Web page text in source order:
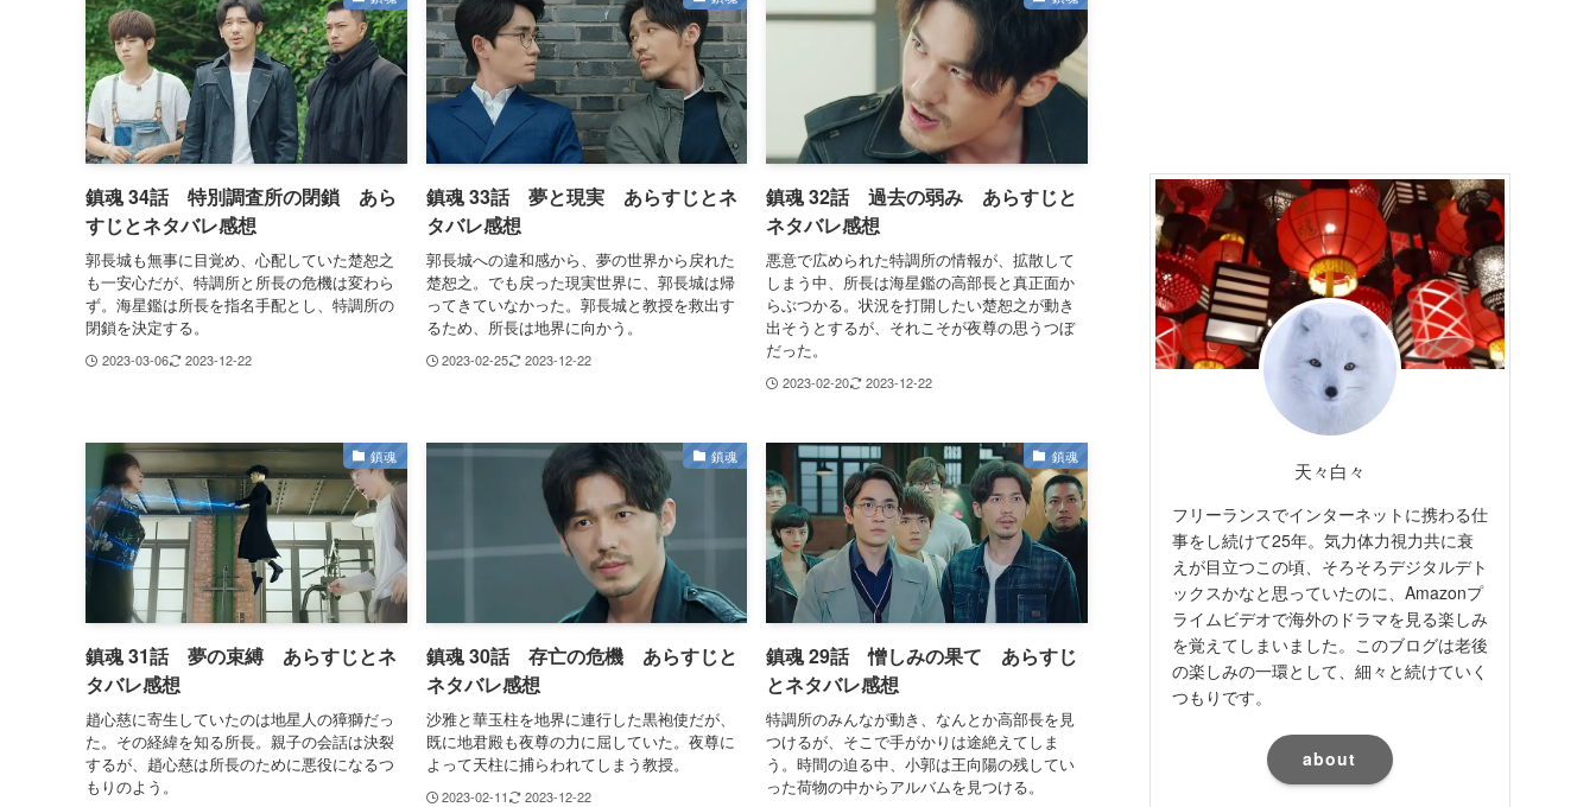
鎮魂 34話 特別調査所の閉鎖 あら
すじとネタバレ感想
郭長城も無事に目覚め、心配していた楚恕之
も一安心だが、特調所と所長の危機は変わら
ず。海星鑑は所長を指名手配とし、特調所の
閉鎖を決定する。
2023-03-06 2023-12-22
鎮魂 33話 夢と現実 あらすじとネ
タバレ感想
郭長城への違和感から、夢の世界から戻れた
楚恕之。でも戻った現実世界に、郭長城は帰
ってきていなかった。郭長城と教授を救出す
るため、所長は地界に向かう。
2023-02-25 2023-12-22
鎮魂 32話 過去の弱み あらすじと
ネタバレ感想
悪意で広められた特調所の情報が、拡散して
しまう中、所長は海星鑑の高部長と真正面か
らぶつかる。状況を打開したい楚恕之が動き
出そうとするが、それこそが夜尊の思うつぼ
だった。
2023-02-20 2023-12-22
鎮魂
鎮魂 31話 夢の束縛 あらすじとネ
タバレ感想
趙心慈に寄生していたのは地星人の獐獅だっ
た。その経緯を知る所長。親子の会話は決裂
するが、趙心慈は所長のために悪役になるつ
もりのよう。
鎮魂
鎮魂 30話 存亡の危機 あらすじと
ネタバレ感想
沙雅と華玉柱を地界に連行した黒袍使だが、
既に地君殿も夜尊の力に屈していた。夜尊に
よって天柱に捕らわれてしまう教授。
2023-02-11 2023-12-22
鎮魂
鎮魂 29話 憎しみの果て あらすじ
とネタバレ感想
特調所のみんなが動き、なんとか高部長を見
つけるが、そこで手がかりは途絶えてしま
う。時間の迫る中、小郭は王向陽の残してい
った荷物の中からアルバムを見つける。
天々白々
フリーランスでインターネットに携わる仕
事をし続けて25年。気力体力視力共に衰
えが目立つこの頃、そろそろデジタルデト
ックスかなと思っていたのに、Amazonプ
ライムビデオで海外のドラマを見る楽しみ
を覚えてしまいました。このブログは老後
の楽しみの一環として、細々と続けていく
つもりです。
about